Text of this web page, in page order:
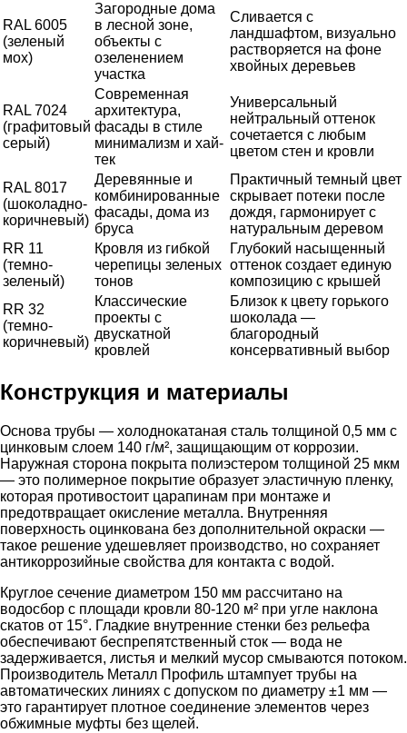
RAL 6005
(зеленый
мох)
Загородные дома
в лесной зоне,
объекты с
озеленением
участка
Сливается с
ландшафтом, визуально
растворяется на фоне
хвойных деревьев
RAL 7024
(графитовый
серый)
Современная
архитектура,
фасады в стиле
минимализм и хай-
тек
Универсальный
нейтральный оттенок
сочетается с любым
цветом стен и кровли
RAL 8017
(шоколадно-
коричневый)
Деревянные и
комбинированные
фасады, дома из
бруса
Практичный темный цвет
скрывает потеки после
дождя, гармонирует с
натуральным деревом
RR 11
(темно-
зеленый)
Кровля из гибкой
черепицы зеленых
тонов
Глубокий насыщенный
оттенок создает единую
композицию с крышей
RR 32
(темно-
коричневый)
Классические
проекты с
двускатной
кровлей
Близок к цвету горького
шоколада —
благородный
консервативный выбор
Конструкция и материалы
Основа трубы — холоднокатаная сталь толщиной 0,5 мм с
цинковым слоем 140 г/м², защищающим от коррозии.
Наружная сторона покрыта полиэстером толщиной 25 мкм
— это полимерное покрытие образует эластичную пленку,
которая противостоит царапинам при монтаже и
предотвращает окисление металла. Внутренняя
поверхность оцинкована без дополнительной окраски —
такое решение удешевляет производство, но сохраняет
антикоррозийные свойства для контакта с водой.
Круглое сечение диаметром 150 мм рассчитано на
водосбор с площади кровли 80-120 м² при угле наклона
скатов от 15°. Гладкие внутренние стенки без рельефа
обеспечивают беспрепятственный сток — вода не
задерживается, листья и мелкий мусор смываются потоком.
Производитель Металл Профиль штампует трубы на
автоматических линиях с допуском по диаметру ±1 мм —
это гарантирует плотное соединение элементов через
обжимные муфты без щелей.